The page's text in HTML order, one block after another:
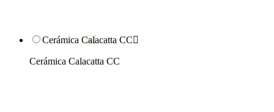
Cerámica Calacatta CC
Cerámica Calacatta CC